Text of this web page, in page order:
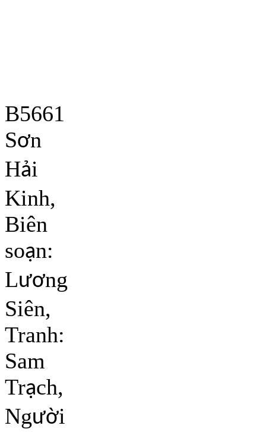
B5661
Sơn
Hải
Kinh,
Biên
soạn:
Lương
Siên,
Tranh:
Sam
Trạch,
Người